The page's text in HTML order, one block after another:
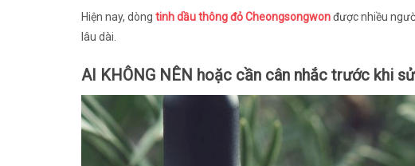
Hiện nay, dòng tinh dầu thông đỏ Cheongsongwonđược nhiều
lâu dài.
AI KHÔNG NÊN hoặc cần cân nhắc trước khi